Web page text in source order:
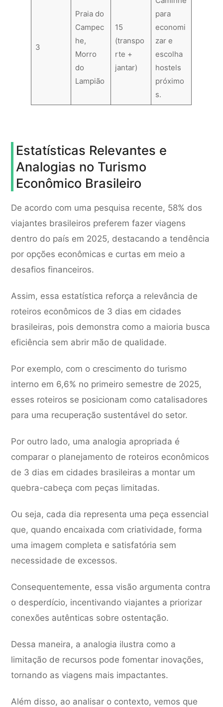
3
Praia do
Campec
he,
Morro
do
Lampião
15
(transpo
rte +
jantar)
para
economi
zar e
escolha
hostels
próximo
s.
Estatísticas Relevantes e
Analogias no Turismo
Econômico Brasileiro
De acordo com uma pesquisa recente, 58% dos
viajantes brasileiros preferem fazer viagens
dentro do país em 2025, destacando a tendência
por opções econômicas e curtas em meio a
desafios financeiros.
Assim, essa estatística reforça a relevância de
roteiros econômicos de 3 dias em cidades
brasileiras, pois demonstra como a maioria busca
eficiência sem abrir mão de qualidade.
Por exemplo, com o crescimento do turismo
interno em 6,6% no primeiro semestre de 2025,
esses roteiros se posicionam como catalisadores
para uma recuperação sustentável do setor.
Por outro lado, uma analogia apropriada é
comparar o planejamento de roteiros econômicos
de 3 dias em cidades brasileiras a montar um
quebra-cabeça com peças limitadas.
Ou seja, cada dia representa uma peça essencial
que, quando encaixada com criatividade, forma
uma imagem completa e satisfatória sem
necessidade de excessos.
Consequentemente, essa visão argumenta contra
o desperdício, incentivando viajantes a priorizar
conexões autênticas sobre ostentação.
Dessa maneira, a analogia ilustra como a
limitação de recursos pode fomentar inovações,
tornando as viagens mais impactantes.
Além disso, ao analisar o contexto, vemos que